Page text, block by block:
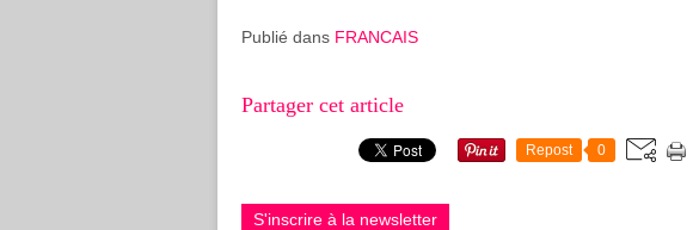
Publié dans FRANCAIS
Partager cet article
Repost 0
S'inscrire à la newsletter